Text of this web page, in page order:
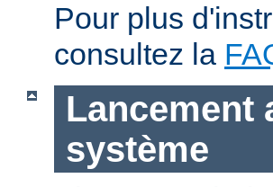
Pour plus
consultez la
Lancement
système